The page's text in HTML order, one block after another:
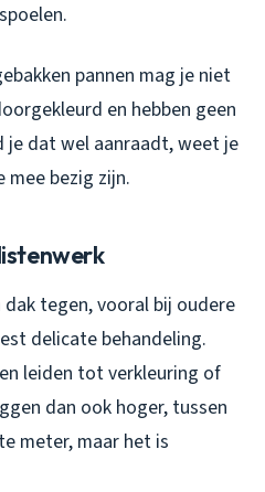
pannen mag je niet
en hebben geen
je dat wel aanraadt, weet je
bezig zijn.
tegen, vooral bij oudere
delicate behandeling.
leiden tot verkleuring of
dan ook hoger, tussen
meter, maar het is